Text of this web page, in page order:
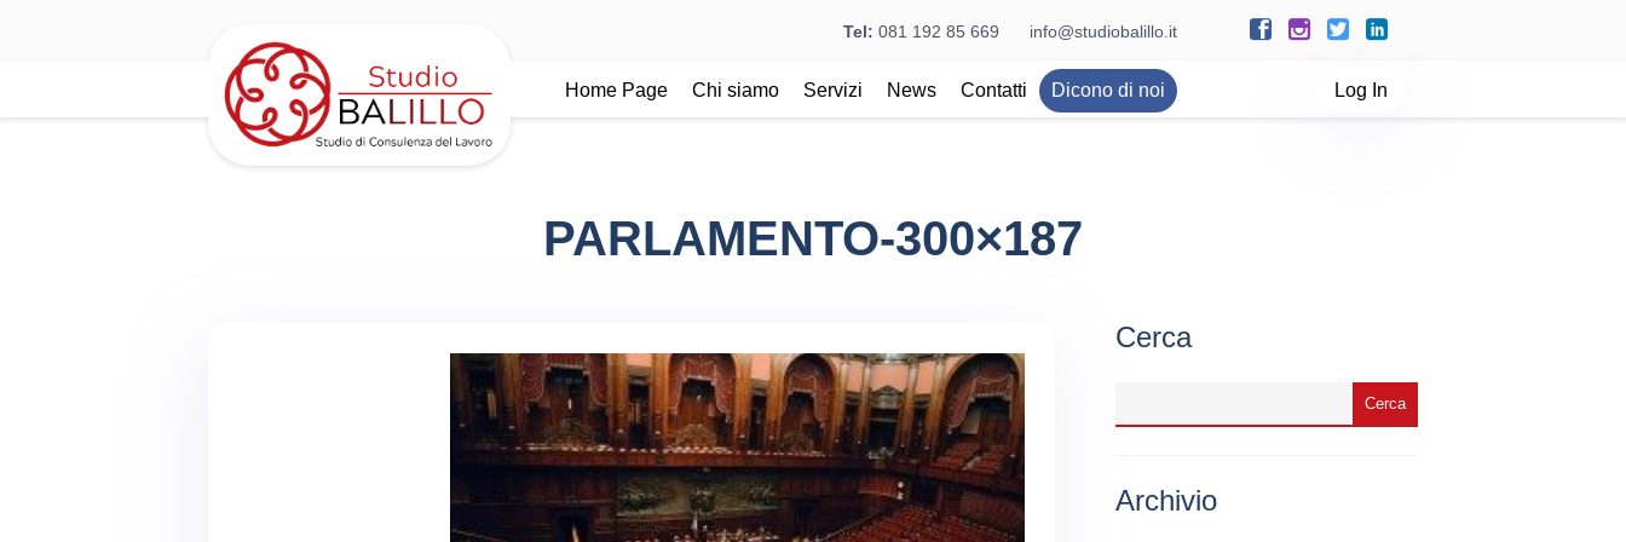
Tel: 081 192 85 669 info@studiobalillo.it
Home Page Chi siamo Servizi News Contatti Dicono di noi Log In
PARLAMENTO-300×187
Cerca
Archivio